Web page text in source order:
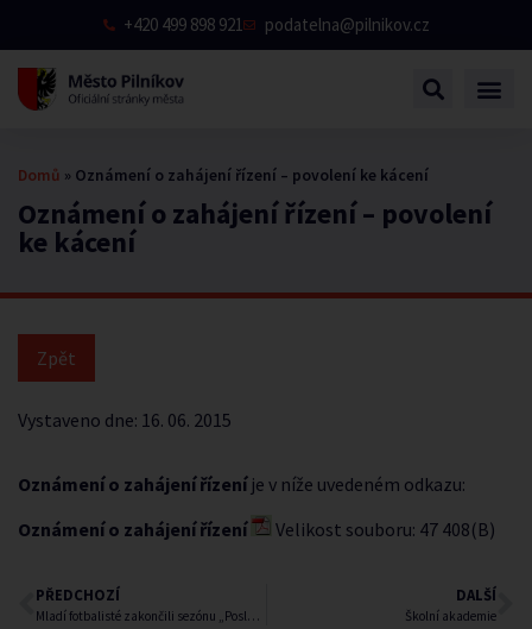
+420 499 898 921 podatelna@pilnikov.cz
Oznámení o zahájení řízení – povolení
ke kácení
Domů » Oznámení o zahájení řízení – povolení ke kácení
Vystaveno dne: 16. 06. 2015
Oznámení o zahájení řízeníje v níže uvedeném odkazu:
Oznámení o zahájení řízení
Velikost souboru: 47 408(B)
PŘEDCHOZÍ
Mladí fotbalisté zakončili sezónu „Posledním výkopem“
DALŠÍ
Školní akademie